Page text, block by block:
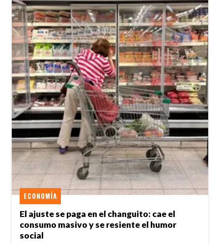
El ajuste se paga en el changuito: cae el
consumo masivo y se resiente el humor
social
ECONOMÍA